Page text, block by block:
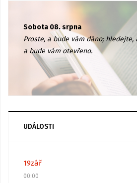
Sobota 08. srpna
Proste, a bude vám dáno;
a bude vám otevřeno.
UDÁLOSTI
19zář
00:00